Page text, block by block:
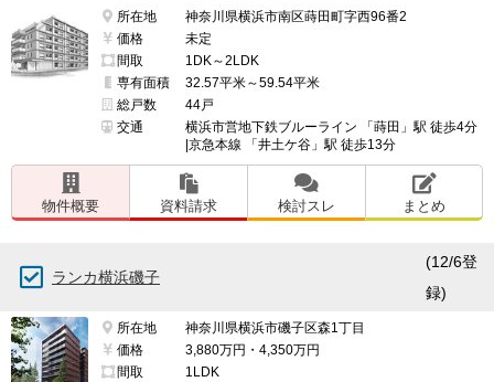
所在地
神奈川県横浜市南区蒔田町字西96番2
価格
未定
間取
1DK～2LDK
専有面積
32.57平米～59.54平米
総戸数
44戸
交通
横浜市営地下鉄ブルーライン 「蒔田」駅 徒歩4分
|京急本線 「井土ケ谷」駅 徒歩13分
物件概要 資料請求 検討スレ まとめ
ランカ横浜磯子
(12/6登
録)
所在地
神奈川県横浜市磯子区森1丁目
価格
3,880万円・4,350万円
間取
1LDK